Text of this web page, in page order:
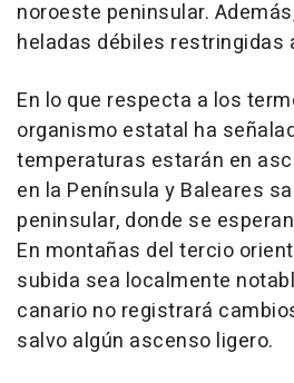
noroeste peninsular.
heladas débiles restringidas
En lo que respecta a los
organismo estatal ha
temperaturas estarán en
en la Península y Baleares
peninsular, donde se
En montañas del tercio
subida sea localmente
canario no registrará
salvo algún ascenso ligero.